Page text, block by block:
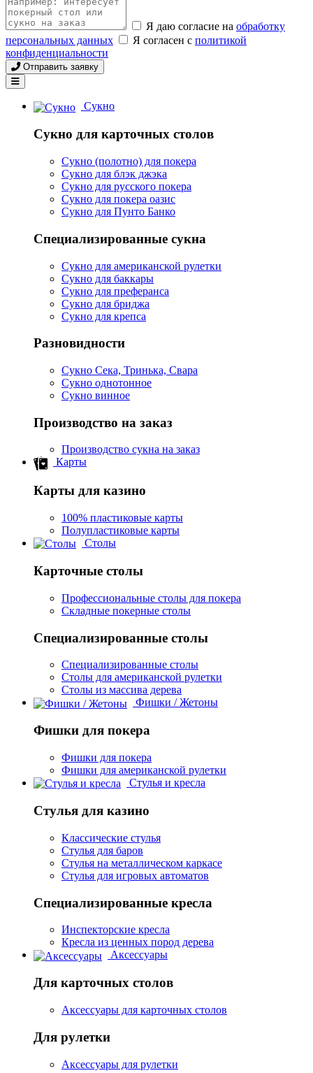
Я даю согласие на обработку
персональных данных
Я согласен с политикой
конфиденциальности
Отправить заявку
Сукно
Сукно для карточных столов
Сукно (полотно) для покера
Сукно для блэк джэка
Сукно для русского покера
Сукно для покера оазис
Сукно для Пунто Банко
Специализированные сукна
Сукно для американской рулетки
Сукно для баккары
Сукно для преферанса
Сукно для бриджа
Сукно для крепса
Разновидности
Сукно Сека, Тринька, Свара
Сукно однотонное
Сукно винное
Производство на заказ
Производство сукна на заказ
Карты
Карты для казино
100% пластиковые карты
Полупластиковые карты
Столы
Карточные столы
Профессиональные столы для покера
Складные покерные столы
Специализированные столы
Специализированные столы
Столы для американской рулетки
Столы из массива дерева
Фишки / Жетоны
Фишки для покера
Фишки для покера
Фишки для американской рулетки
Стулья и кресла
Стулья для казино
Классические стулья
Стулья для баров
Стулья на металлическом каркасе
Стулья для игровых автоматов
Специализированные кресла
Инспекторские кресла
Кресла из ценных пород дерева
Аксессуары
Для карточных столов
Аксессуары для карточных столов
Для рулетки
Аксессуары для рулетки